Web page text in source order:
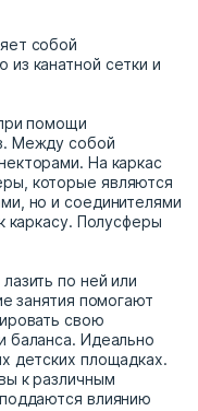
собой
канатной сетки и
помощи
Между собой
На каркас
которые являются
но и соединителями
каркасу. Полусферы
по ней или
занятия помогают
свою
баланса. Идеально
детских площадках.
к различным
влиянию